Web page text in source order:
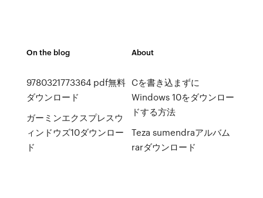
On the blog
9780321773364 pdf無料
ダウンロード
ガーミンエクスプレスウ
ィンドウズ10ダウンロー
ド
About
Cを書き込まずに
Windows 10をダウンロー
ドする方法
Teza sumendraアルバム
rarダウンロード